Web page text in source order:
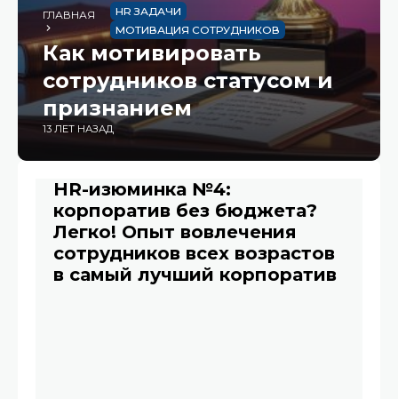
ГЛАВНАЯ
HR ЗАДАЧИ
МОТИВАЦИЯ СОТРУДНИКОВ
Как мотивировать
сотрудников статусом и
признанием
13 ЛЕТ НАЗАД
HR-изюминка №4:
корпоратив без бюджета?
Легко! Опыт вовлечения
сотрудников всех возрастов
в самый лучший корпоратив